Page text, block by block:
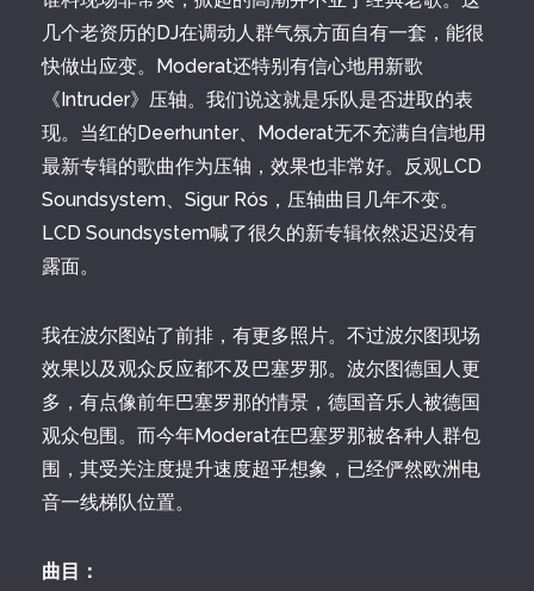
几个老资历的DJ在调动人群气氛方面自有一套，能很
快做出应变。Moderat还特别有信心地用新歌
《Intruder》压轴。我们说这就是乐队是否进取的表
现。当红的Deerhunter、Moderat无不充满自信地用
最新专辑的歌曲作为压轴，效果也非常好。反观LCD
Soundsystem、Sigur Rós，压轴曲目几年不变。
LCD Soundsystem喊了很久的新专辑依然迟迟没有
露面。
我在波尔图站了前排，有更多照片。不过波尔图现场
效果以及观众反应都不及巴塞罗那。波尔图德国人更
多，有点像前年巴塞罗那的情景，德国音乐人被德国
观众包围。而今年Moderat在巴塞罗那被各种人群包
围，其受关注度提升速度超乎想象，已经俨然欧洲电
音一线梯队位置。
曲目：